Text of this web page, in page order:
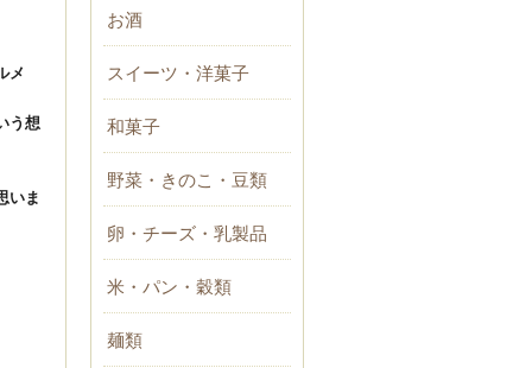
メ
う想
いま
お酒
スイーツ・洋菓子
和菓子
野菜・きのこ・豆類
卵・チーズ・乳製品
米・パン・穀類
麺類